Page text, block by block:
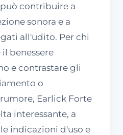
contribuire a
sonora e a
all'udito. Per chi
benessere
e contrastare gli
o
Earlick Forte
interessante, a
indicazioni d'uso e